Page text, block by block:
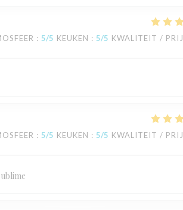
: 5/5 KEUKEN : 5/5 KWALITEIT /
: 5/5 KEUKEN : 5/5 KWALITEIT /